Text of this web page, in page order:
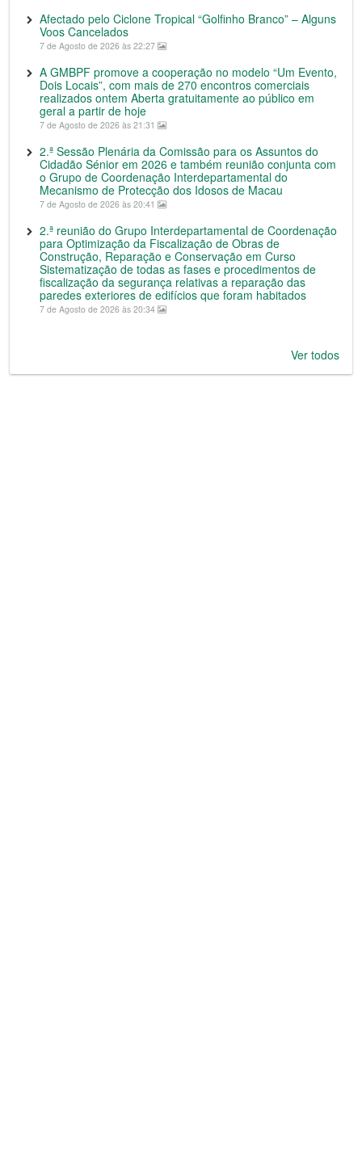
Afectado pelo Ciclone Tropical “Golfinho Branco” – Alguns
Voos Cancelados
7 de Agosto de 2026 às 22:27
A GMBPF promove a cooperação no modelo “Um Evento,
Dois Locais”, com mais de 270 encontros comerciais
realizados ontem Aberta gratuitamente ao público em
geral a partir de hoje
7 de Agosto de 2026 às 21:31
2.ª Sessão Plenária da Comissão para os Assuntos do
Cidadão Sénior em 2026 e também reunião conjunta com
o Grupo de Coordenação Interdepartamental do
Mecanismo de Protecção dos Idosos de Macau
7 de Agosto de 2026 às 20:41
2.ª reunião do Grupo Interdepartamental de Coordenação
para Optimização da Fiscalização de Obras de
Construção, Reparação e Conservação em Curso
Sistematização de todas as fases e procedimentos de
fiscalização da segurança relativas a reparação das
paredes exteriores de edifícios que foram habitados
7 de Agosto de 2026 às 20:34
Ver todos